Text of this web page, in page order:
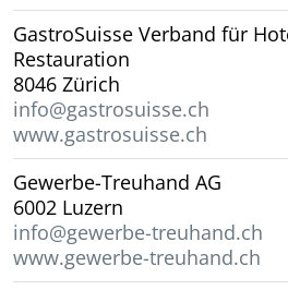
GastroSuisse Verband für
Restauration
8046 Zürich
info@gastrosuisse.ch
www.gastrosuisse.ch
Gewerbe-Treuhand AG
6002 Luzern
info@gewerbe-treuhand.ch
www.gewerbe-treuhand.ch